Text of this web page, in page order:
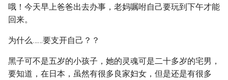
哦！今天早上爸爸出去办事，老妈嘱咐自己要玩到下午才能
回来。
为什么……要支开自己？？
黑子可不是五岁的小孩子，她的灵魂可是二十多岁的宅男，
要知道，在日本，虽然有很多良家妇女，但是还是有很多